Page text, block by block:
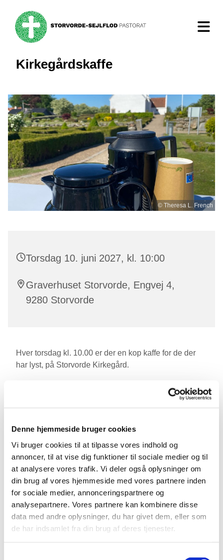
Denne hjemmeside bruger cookies
Vi bruger cookies til at tilpasse vores indhold og
annoncer, til at vise dig funktioner til sociale medier og til
at analysere vores trafik. Vi deler også oplysninger om
din brug af vores hjemmeside med vores partnere inden
for sociale medier, annonceringspartnere og
analysepartnere. Vores partnere kan kombinere disse
data med andre oplysninger, du har givet dem, eller som
de har indsamlet fra din brug af deres tjenester.
Kirkegårdskaffe
© Theresa L. French
Torsdag 10. juni 2027, kl. 10:00
Graverhuset Storvorde, Engvej 4,
9280 Storvorde
Hver torsdag kl. 10.00 er der en kop kaffe for de der
har lyst, på Storvorde Kirkegård.